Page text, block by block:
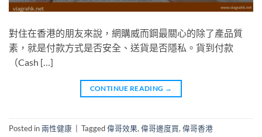
對住在香港的朋友來說，網購威而鋼最關心的除了產品質
素，就是付款方式是否安全、送貨是否隱私。貨到付款
（Cash […]
CONTINUE READING →
Posted in兩性健康 Tagged偉哥效果,偉哥邊度買,偉哥香港